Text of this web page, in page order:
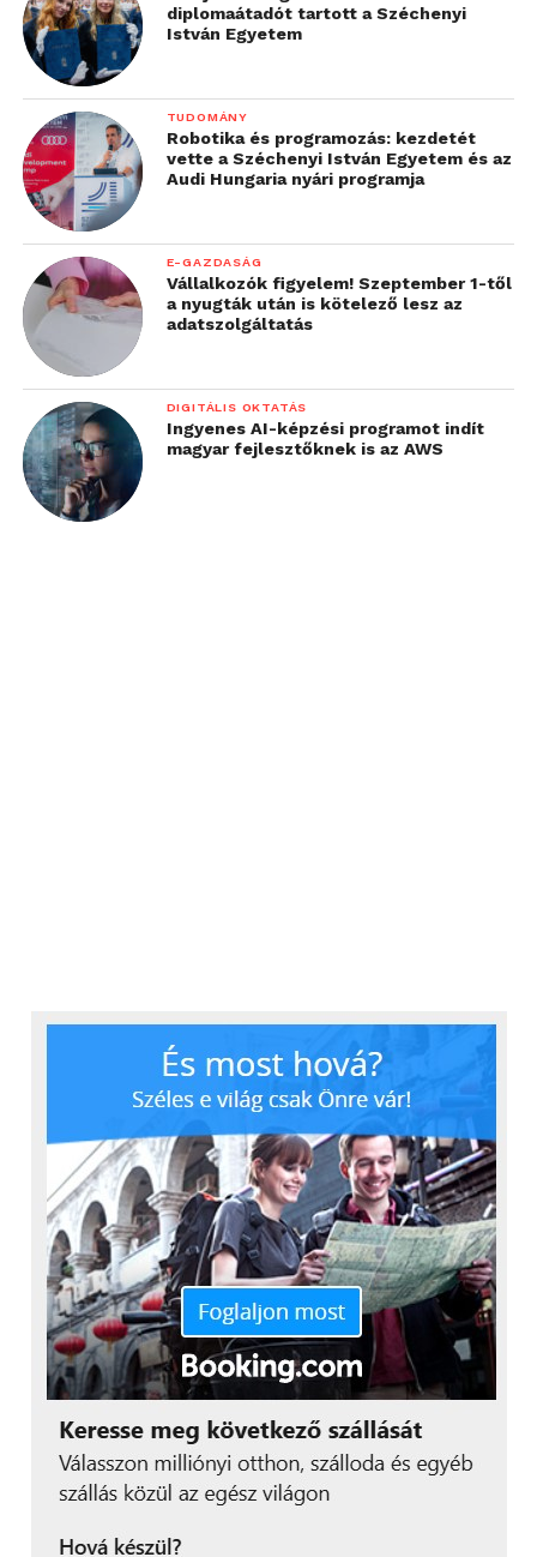
diplomaátadót tartott a Széchenyi
István Egyetem
TUDOMÁNY
Robotika és programozás: kezdetét
vette a Széchenyi István Egyetem és az
Audi Hungaria nyári programja
E-GAZDASÁG
Vállalkozók figyelem! Szeptember 1-től
a nyugták után is kötelező lesz az
adatszolgáltatás
DIGITÁLIS OKTATÁS
Ingyenes AI-képzési programot indít
magyar fejlesztőknek is az AWS